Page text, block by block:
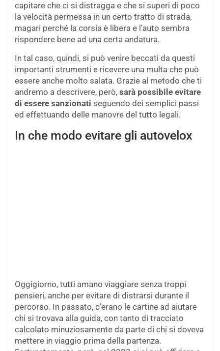
capitare che ci si distragga e che si superi di poco
la velocità permessa in un certo tratto di strada,
magari perché la corsia è libera e l’auto sembra
rispondere bene ad una certa andatura.
In tal caso, quindi, si può venire beccati da questi
importanti strumenti e ricevere una multa che può
essere anche molto salata. Grazie al metodo che ti
andremo a descrivere, però, sarà possibile evitare
di essere sanzionati seguendo dei semplici passi
ed effettuando delle manovre del tutto legali.
In che modo evitare gli autovelox
Oggigiorno, tutti amano viaggiare senza troppi
pensieri, anche per evitare di distrarsi durante il
percorso. In passato, c’erano le cartine ad aiutare
chi si trovava alla guida, con tanto di tracciato
calcolato minuziosamente da parte di chi si doveva
mettere in viaggio prima della partenza.